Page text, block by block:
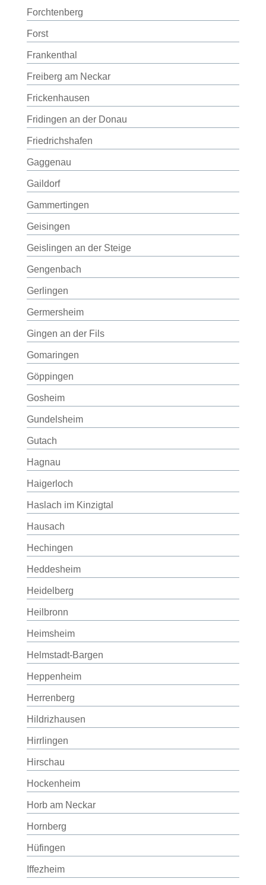
Forchtenberg
Forst
Frankenthal
Freiberg am Neckar
Frickenhausen
Fridingen an der Donau
Friedrichshafen
Gaggenau
Gaildorf
Gammertingen
Geisingen
Geislingen an der Steige
Gengenbach
Gerlingen
Germersheim
Gingen an der Fils
Gomaringen
Göppingen
Gosheim
Gundelsheim
Gutach
Hagnau
Haigerloch
Haslach im Kinzigtal
Hausach
Hechingen
Heddesheim
Heidelberg
Heilbronn
Heimsheim
Helmstadt-Bargen
Heppenheim
Herrenberg
Hildrizhausen
Hirrlingen
Hirschau
Hockenheim
Horb am Neckar
Hornberg
Hüfingen
Iffezheim